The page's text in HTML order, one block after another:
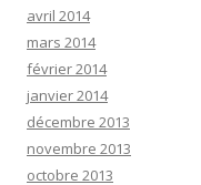
avril 2014
mars 2014
février 2014
janvier 2014
décembre 2013
novembre 2013
octobre 2013